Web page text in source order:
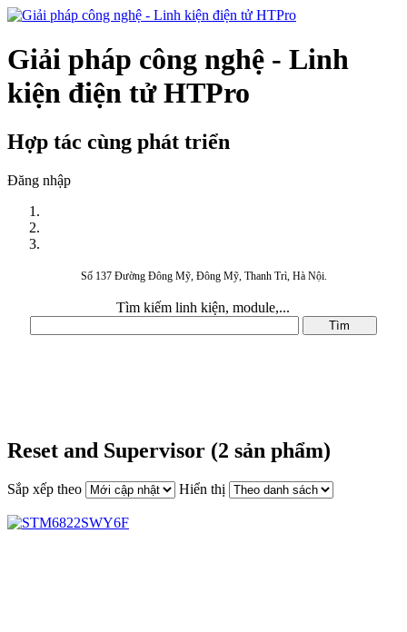
Giải pháp công nghệ - Linh
kiện điện tử HTPro
Hợp tác cùng phát triển
Đăng nhập
Số 137 Đường Đông Mỹ, Đông Mỹ, Thanh Trì, Hà Nội.
Tìm kiếm linh kiện, module,...
Reset and Supervisor (2 sản phẩm)
Sắp xếp theo Hiển thị